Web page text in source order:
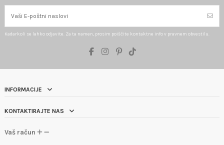
Kadarkoli se lahko odjavite. Za ta namen, prosim poiščite kontaktne info v pravnem obvestilu.
INFORMACIJE
KONTAKTIRAJTE NAS
Vaš račun